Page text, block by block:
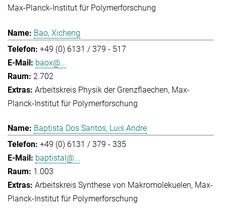
Max-Planck-Institut für Polymerforschung
Bao, Xicheng
+49 (0) 6131 / 379 - 517
baox@...
2.702
Arbeitskreis Physik der Grenzflaechen Max-
Planck-Institut für Polymerforschung
Baptista Dos Santos, Luis Andre
+49 (0) 6131 / 379 - 335
baptistal@...
1.003
Arbeitskreis Synthese von Makromolekuelen Max-
Planck-Institut für Polymerforschung